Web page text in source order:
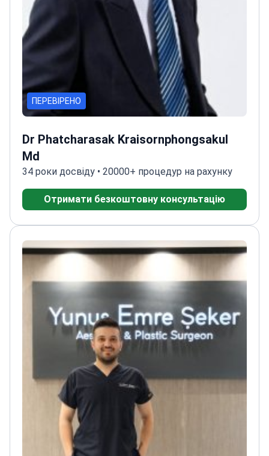
ПЕРЕВІРЕНО
Dr Phatcharasak Kraisornphongsakul
Md
34 роки досвіду • 20000+ процедур на рахунку
Отримати безкоштовну консультацію